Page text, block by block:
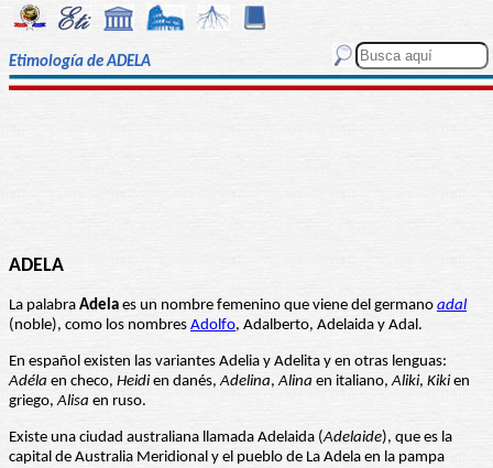
Etimología de ADELA
ADELA
La palabra Adela es un nombre femenino que viene del germano adal
(noble), como los nombres Adolfo, Adalberto, Adelaida y Adal.
En español existen las variantes Adelia y Adelita y en otras lenguas:
Adéla en checo, Heidien danés,Adelina,Alina en italiano,Aliki, Kikien
griego,Alisa en ruso.
Existe una ciudad australiana llamada Adelaida (Adelaide), que es la
capital de Australia Meridional y el pueblo de La Adela en la pampa